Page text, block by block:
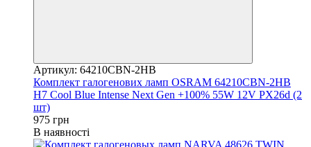
Артикул: 64210CBN-2HB
Комплект галогенових ламп OSRAM 64210CBN-2HB
H7 Cool Blue Intense Next Gen +100% 55W 12V PX26d (2
шт)
975 грн
В наявності